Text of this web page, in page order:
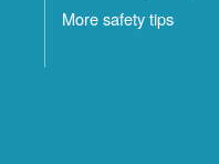
More safety tips